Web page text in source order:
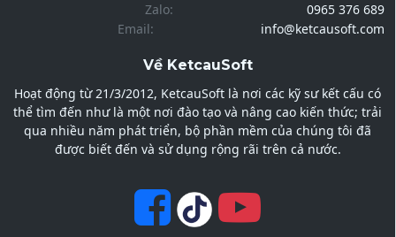
Zalo:
0965 376 689
Email:
info@ketcausoft.com
Về KetcauSoft
Hoạt động từ 21/3/2012, KetcauSoft là nơi các kỹ sư kết cấu có
thể tìm đến như là một nơi đào tạo và nâng cao kiến thức; trải
qua nhiều năm phát triển, bộ phần mềm của chúng tôi đã
được biết đến và sử dụng rộng rãi trên cả nước.